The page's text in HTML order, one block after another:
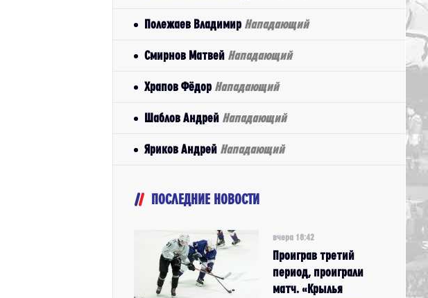
Полежаев Владимир Нападающий
Смирнов Матвей Нападающий
Храпов Фёдор Нападающий
Шаблов Андрей Нападающий
Яриков Андрей Нападающий
ПОСЛЕДНИЕ НОВОСТИ
вчера 18:42
Проиграв третий
период, проиграли
матч. «Крылья